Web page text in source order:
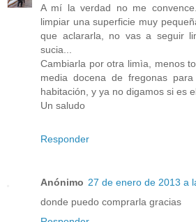
A mí la verdad no me
limpiar una superficie muy
que aclararla, no vas a seguir
sucia...
Cambiarla por otra limìa, menos
media docena de fregonas
habitación, y ya no digamos si es
Un saludo
Responder
Anónimo 27 de enero de 2013 a
donde puedo comprarla gracias